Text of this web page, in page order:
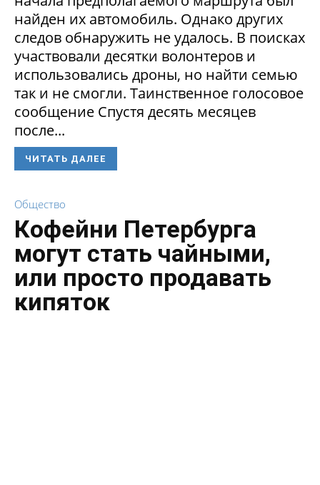
найден их автомобиль. Однако других
следов обнаружить не удалось. В поисках
участвовали десятки волонтеров и
использовались дроны, но найти семью
так и не смогли. Таинственное голосовое
сообщение Спустя десять месяцев
после...
ЧИТАТЬ ДАЛЕЕ
Общество
Кофейни Петербурга
могут стать чайными,
или просто продавать
кипяток